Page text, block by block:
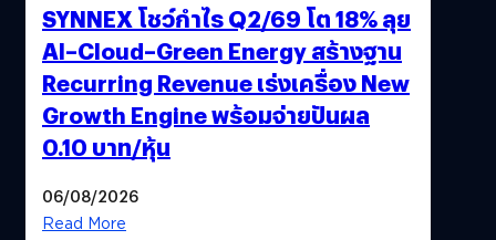
SYNNEX โชว์กำไร Q2/69 โต 18% ลุย
AI–Cloud–Green Energy สร้างฐาน
Recurring Revenue เร่งเครื่อง New
Growth Engine พร้อมจ่ายปันผล
0.10 บาท/หุ้น
06/08/2026
Read More